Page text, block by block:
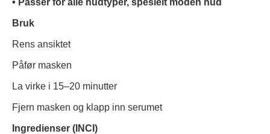
• Passer for alle hudtyper, spesielt moden hud
Bruk
Rens ansiktet
Påfør masken
La virke i 15–20 minutter
Fjern masken og klapp inn serumet
Ingredienser (INCI)